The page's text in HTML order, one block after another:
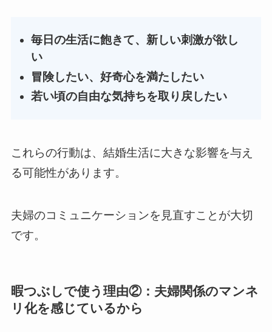
毎日の生活に飽きて、新しい刺激が欲し
い
冒険したい、好奇心を満たしたい
若い頃の自由な気持ちを取り戻したい
これらの行動は、結婚生活に大きな影響を与え
る可能性があります。
夫婦のコミュニケーションを見直すことが大切
です。
暇つぶしで使う理由②：夫婦関係のマンネ
リ化を感じているから